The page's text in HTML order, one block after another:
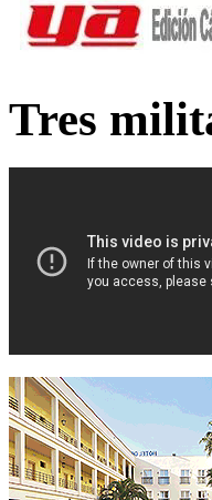
Tres